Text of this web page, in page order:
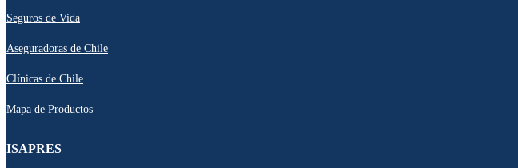
Seguros de Vida
Aseguradoras de Chile
Clínicas de Chile
Mapa de Productos
ISAPRES